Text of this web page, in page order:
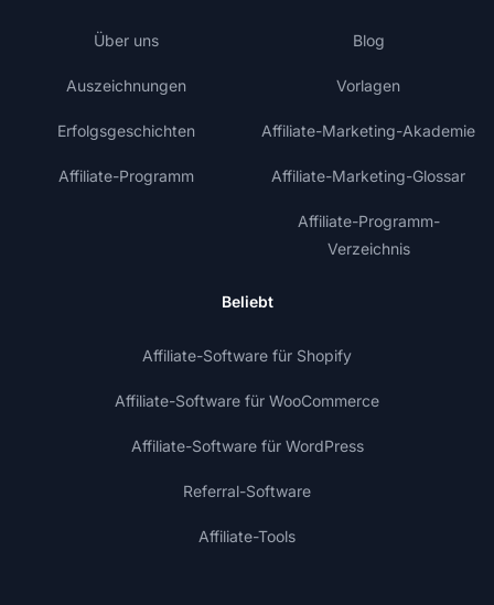
Über uns
Auszeichnungen
Erfolgsgeschichten
Affiliate-Programm
Blog
Vorlagen
Affiliate-Marketing-Akademie
Affiliate-Marketing-Glossar
Affiliate-Programm-
Verzeichnis
Beliebt
Affiliate-Software für Shopify
Affiliate-Software für WooCommerce
Affiliate-Software für WordPress
Referral-Software
Affiliate-Tools